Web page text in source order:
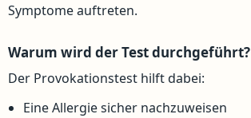
Symptome auftreten.
Warum wird der Test durchgeführt?
Der Provokationstest hilft dabei:
Eine Allergie sicher nachzuweisen